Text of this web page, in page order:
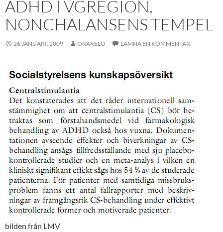
ADHD I VGREGION,
NONCHALANSENS TEMPEL
26 JANUARI, 2009 ORAKELO LÄMNA EN KOMMENTAR
bilden från LMV